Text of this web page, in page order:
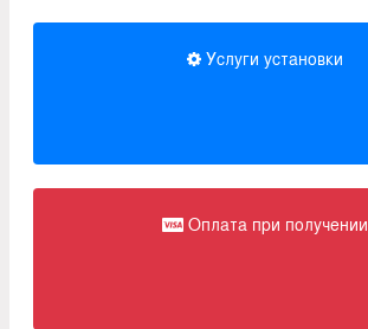
Услуги установки
Оплата при получении